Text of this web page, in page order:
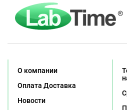
О компании
Оплата Доставка
Новости